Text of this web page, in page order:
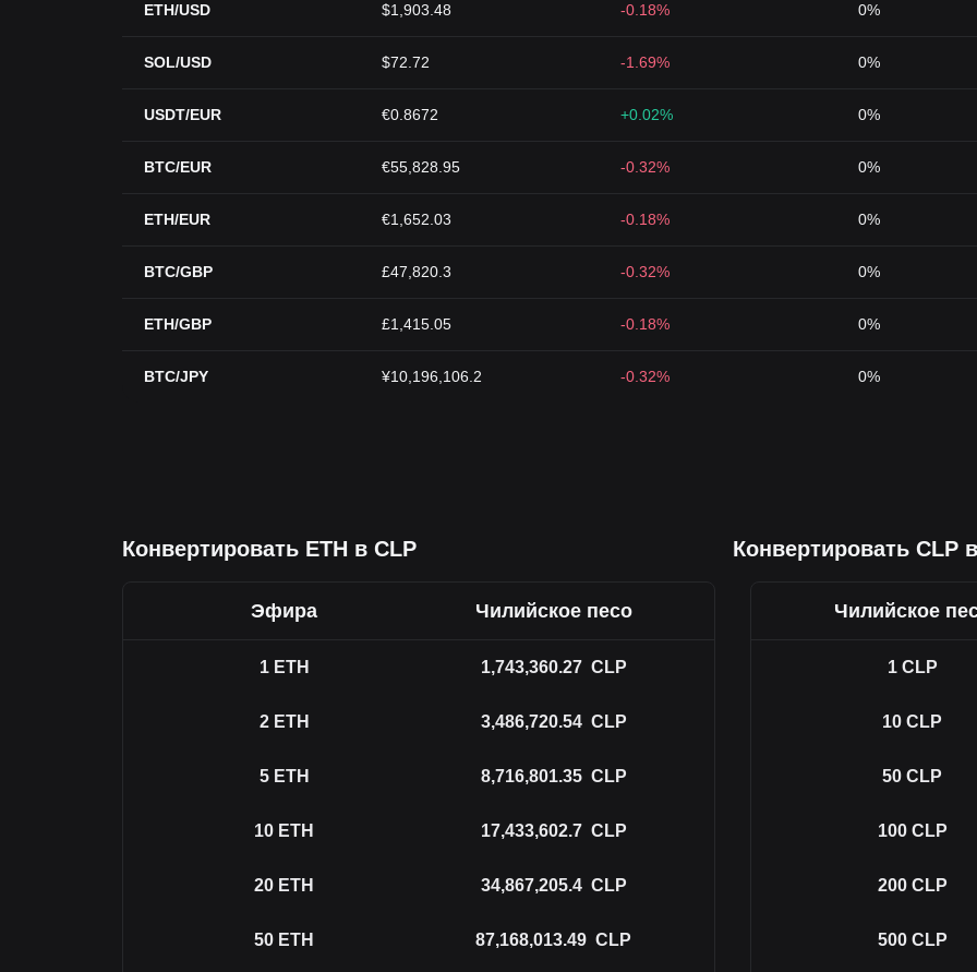
ETH/USD $1,903.48 -0.18% 0%
SOL/USD $72.72 -1.69% 0%
USDT/EUR €0.8672 +0.02% 0%
BTC/EUR €55,828.95 -0.32% 0%
ETH/EUR €1,652.03 -0.18% 0%
BTC/GBP £47,820.3 -0.32% 0%
ETH/GBP £1,415.05 -0.18% 0%
BTC/JPY ¥10,196,106.2 -0.32% 0%
Конвертировать ETH в CLP Конвертировать CLP
Эфира Чилийское песо
1 ETH 1,743,360.27 CLP
2 ETH 3,486,720.54 CLP
5 ETH 8,716,801.35 CLP
10 ETH 17,433,602.7 CLP
20 ETH 34,867,205.4 CLP
50 ETH 87,168,013.49 CLP
Чилийское
1 CLP
10 CLP
50 CLP
100 CLP
200 CLP
500 CLP